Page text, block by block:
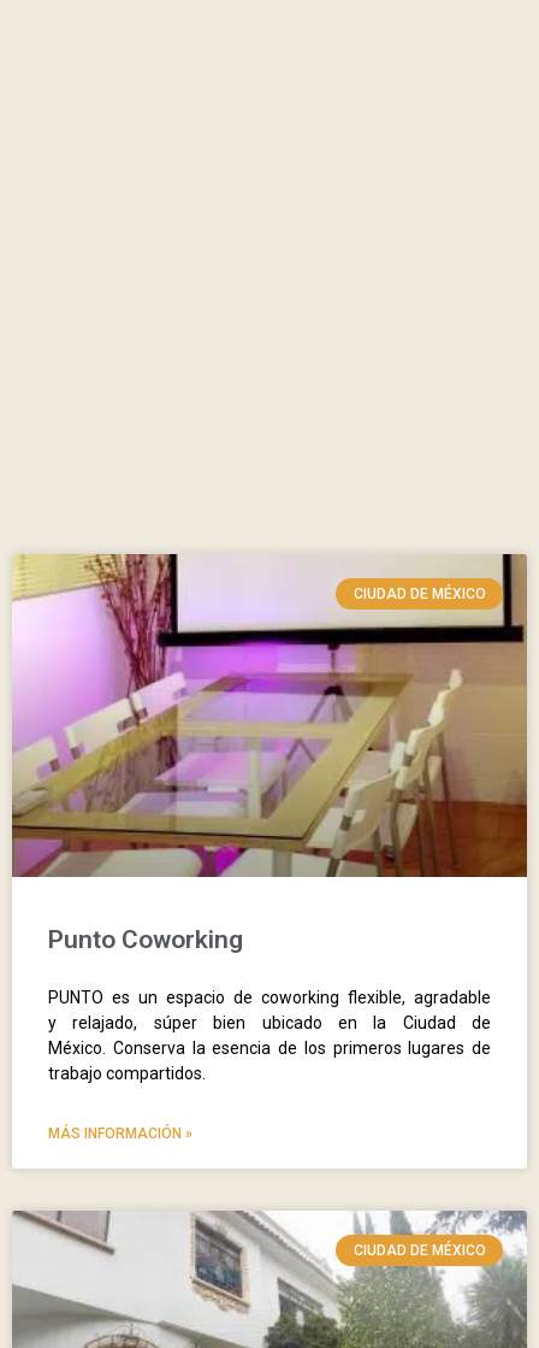
CIUDAD DE MÉXICO
Punto Coworking
PUNTO es un espacio de coworking flexible, agradable
y relajado, súper bien ubicado en la Ciudad de
México. Conserva la esencia de los primeros lugares de
trabajo compartidos.
MÁS INFORMACIÓN »
CIUDAD DE MÉXICO